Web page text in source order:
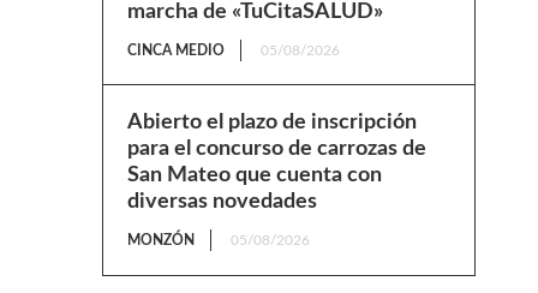
marcha de «TuCitaSALUD»
CINCA MEDIO 05/08/2026
Abierto el plazo de inscripción
para el concurso de carrozas de
San Mateo que cuenta con
diversas novedades
MONZÓN 05/08/2026